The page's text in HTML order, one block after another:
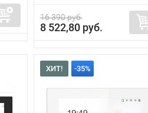
16 390 руб.
8 522,80 руб.
ХИТ! -35%